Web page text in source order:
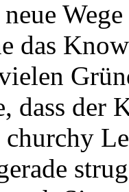
das
dass der
churchy